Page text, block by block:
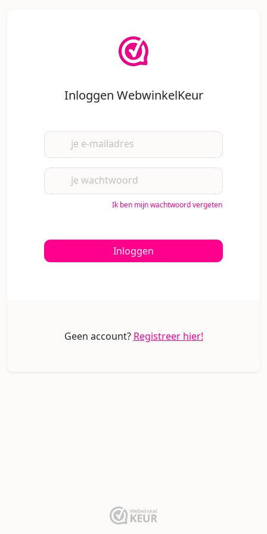
Inloggen WebwinkelKeur
je e-mailadres
je wachtwoord
Ik ben mijn wachtwoord vergeten
Inloggen
Geen account? Registreer hier!